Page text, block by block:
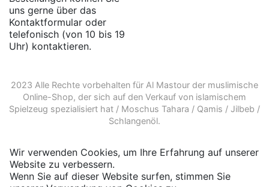
uns gerne über das
Kontaktformular oder
telefonisch (von 10 bis 19
Uhr) kontaktieren.
2023 Alle Rechte vorbehalten für Al Mastour der muslimische
Online-Shop, der sich auf den Verkauf von islamischem
Spielzeug spezialisiert hat / Moschus Tahara / Qamis / Jilbeb /
Schlangenöl.
Wir verwenden Cookies, um Ihre Erfahrung auf unserer
Website zu verbessern.
Wenn Sie auf dieser Website surfen, stimmen Sie